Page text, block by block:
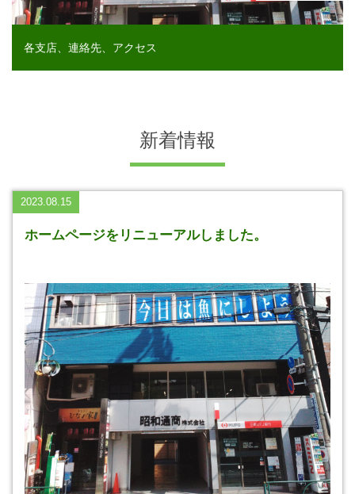
各支店、連絡先、アクセス
新着情報
2023.08.15
ホームページをリニューアルしました。